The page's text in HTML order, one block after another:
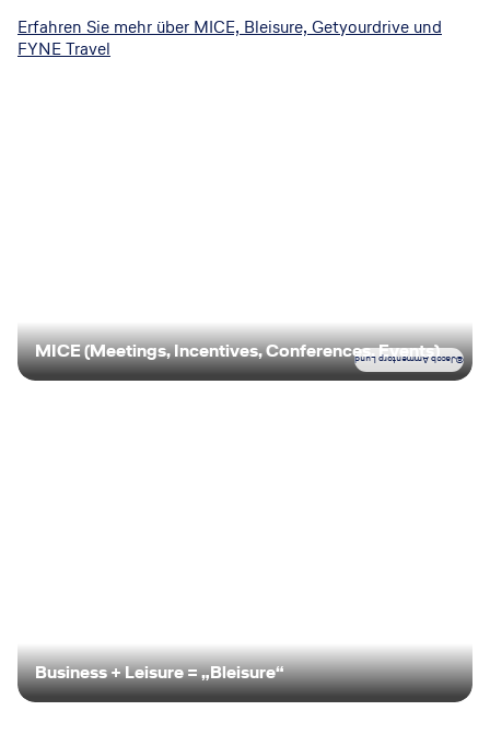
Erfahren Sie mehr über MICE, Bleisure, Getyourdrive und
FYNE Travel
MICE (Meetings, Incentives, Conferences, Events) ©
Jacob Ammentorp Lund
Business + Leisure = „Bleisure“